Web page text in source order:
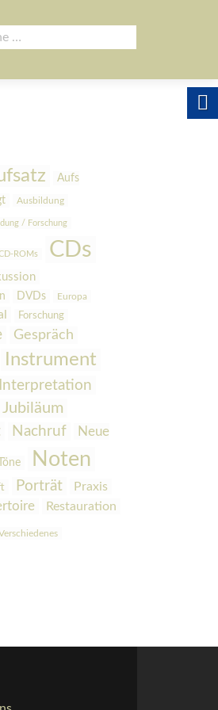
Aufs
Ausbildung
/ Forschung
ROMs CDs
DVDs Europa
Forschung
Gespräch
Instrument
Interpretation
Jubiläum
Nachruf Neue
Noten
Porträt Praxis
Restauration